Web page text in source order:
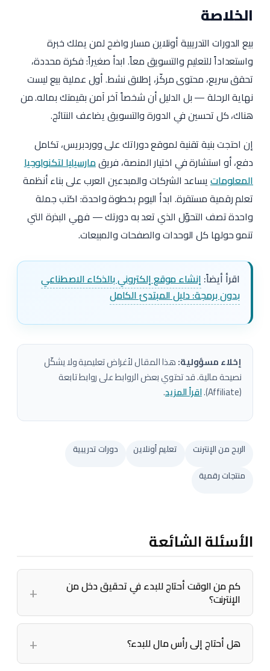
الخلاصة
بيع الدورات التدريبية أونلاين مسار واضح لمن يملك خبرة
واستعداداً للتعليم والتسويق معاً. ابدأ صغيراً: فكرة محددة،
تحقق سريع، محتوى مركّز، إطلاق نشط. أول عملية بيع ليست
نهاية الرحلة — بل الدليل أن شخصاً آخر آمن بقيمتك بماله. من
هناك، كل تحسين في الدورة والتسويق يضاعف النتائج.
إن احتجت بنية تقنية لموقع دوراتك على ووردبريس، تكامل
دفع، أو استشارة في اختيار المنصة، فريقمارسيليا لتكنولوجيا
المعلوماتيساعد الشركات والمبدعين العرب على بناء أنظمة
تعلم رقمية مستقرة. ابدأ اليوم بخطوة واحدة: اكتب جملة
واحدة تصف التحوّل الذي تعد به دورتك — فهي البذرة التي
تنمو حولها كل الوحدات والصفحات والمبيعات.
اقرأ أيضاً: إنشاء موقع إلكتروني بالذكاء الاصطناعي
بدون برمجة: دليل المبتدئ الكامل
إخلاء مسؤولية:هذا المقال لأغراض تعليمية ولا يشكّل
نصيحة مالية. قد تحتوي بعض الروابط على روابط تابعة
(Affiliate).
اقرأ المزيد.
الربح من الإنترنت تعليم أونلاين
دورات تدريبية
منتجات رقمية
الأسئلة الشائعة
كم من الوقت أحتاج للبدء في تحقيق دخل من
الإنترنت؟
هل أحتاج إلى رأس مال للبدء؟